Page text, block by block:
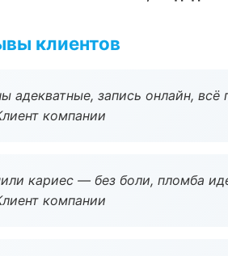
клиентов
адекватные, запись онлайн,
компании
кариес — без боли, пломба
компании